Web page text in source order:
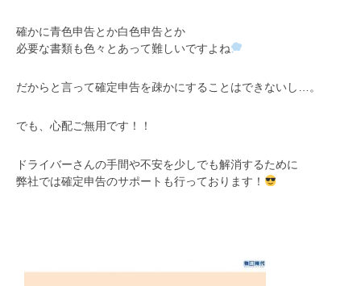
確かに青色申告とか白色申告とか
必要な書類も色々とあって難しいですよね
だからと言って確定申告を疎かにすることはできないし…。
でも、心配ご無用です！！
ドライバーさんの手間や不安を少しでも解消するために
弊社では確定申告のサポートも行っております！